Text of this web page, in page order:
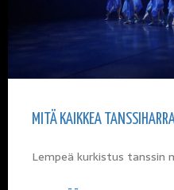
MITÄ KAIKKEA
Lempeä kurkistus tanssin